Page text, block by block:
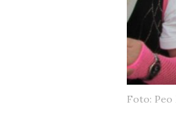
Foto: Peo